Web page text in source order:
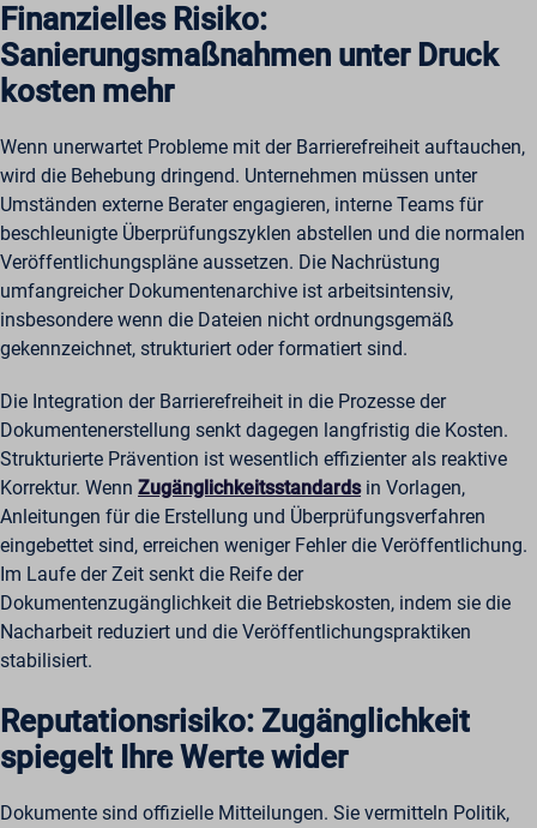
Finanzielles Risiko:
Sanierungsmaßnahmen unter Druck
kosten mehr
Wenn unerwartet Probleme mit der Barrierefreiheit auftauchen,
wird die Behebung dringend. Unternehmen müssen unter
Umständen externe Berater engagieren, interne Teams für
beschleunigte Überprüfungszyklen abstellen und die normalen
Veröffentlichungspläne aussetzen. Die Nachrüstung
umfangreicher Dokumentenarchive ist arbeitsintensiv,
insbesondere wenn die Dateien nicht ordnungsgemäß
gekennzeichnet, strukturiert oder formatiert sind.
Die Integration der Barrierefreiheit in die Prozesse der
Dokumentenerstellung senkt dagegen langfristig die Kosten.
Strukturierte Prävention ist wesentlich effizienter als reaktive
Korrektur. Wenn Zugänglichkeitsstandardsin Vorlagen,
Anleitungen für die Erstellung und Überprüfungsverfahren
eingebettet sind, erreichen weniger Fehler die Veröffentlichung.
Im Laufe der Zeit senkt die Reife der
Dokumentenzugänglichkeit die Betriebskosten, indem sie die
Nacharbeit reduziert und die Veröffentlichungspraktiken
stabilisiert.
Reputationsrisiko: Zugänglichkeit
spiegelt Ihre Werte wider
Dokumente sind offizielle Mitteilungen. Sie vermitteln Politik,